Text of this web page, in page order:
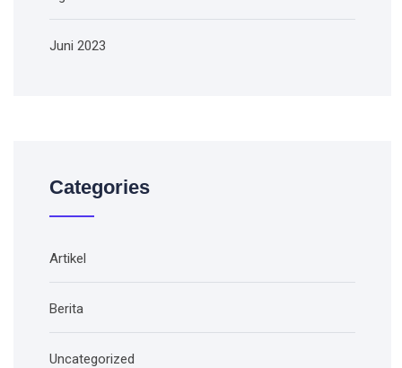
Juni 2023
Categories
Artikel
Berita
Uncategorized